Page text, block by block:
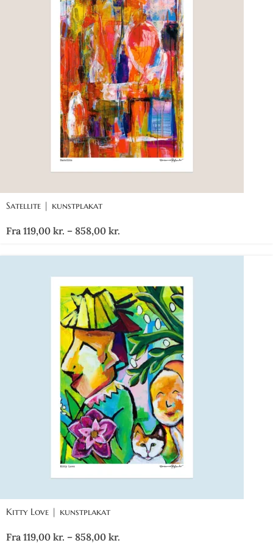
Satellite | kunstplakat
Fra 119,00 kr. – 858,00 kr.
Kitty Love | kunstplakat
Fra 119,00 kr. – 858,00 kr.